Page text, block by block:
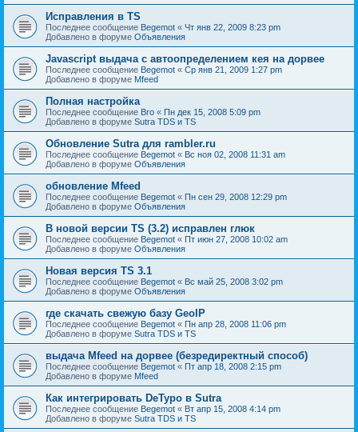
Исправления в TS
Последнее сообщение Begemot « Чт янв 22, 2009 8:23 pm
Добавлено в форуме Объявления
Javascript выдача с автоопределением кея на дорвее
Последнее сообщение Begemot « Ср янв 21, 2009 1:27 pm
Добавлено в форуме Mfeed
Полная настройка
Последнее сообщение Bro « Пн дек 15, 2008 5:09 pm
Добавлено в форуме Sutra TDS и TS
Обновление Sutra для rambler.ru
Последнее сообщение Begemot « Вс ноя 02, 2008 11:31 am
Добавлено в форуме Объявления
обновление Mfeed
Последнее сообщение Begemot « Пн сен 29, 2008 12:29 pm
Добавлено в форуме Объявления
В новой версии TS (3.2) исправлен глюк
Последнее сообщение Begemot « Пт июн 27, 2008 10:02 am
Добавлено в форуме Объявления
Новая версия TS 3.1
Последнее сообщение Begemot « Вс май 25, 2008 3:02 pm
Добавлено в форуме Объявления
где скачать свежую базу GeoIP
Последнее сообщение Begemot « Пн апр 28, 2008 11:06 pm
Добавлено в форуме Sutra TDS и TS
выдача Mfeed на дорвее (безредиректный способ)
Последнее сообщение Begemot « Пт апр 18, 2008 2:15 pm
Добавлено в форуме Mfeed
Как интегрировать DeTypo в Sutra
Последнее сообщение Begemot « Вт апр 15, 2008 4:14 pm
Добавлено в форуме Sutra TDS и TS